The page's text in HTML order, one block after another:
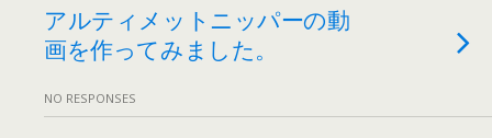
アルティメットニッパーの動
画を作ってみました。
NO RESPONSES